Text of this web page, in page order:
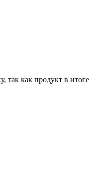
так как продукт в итоге